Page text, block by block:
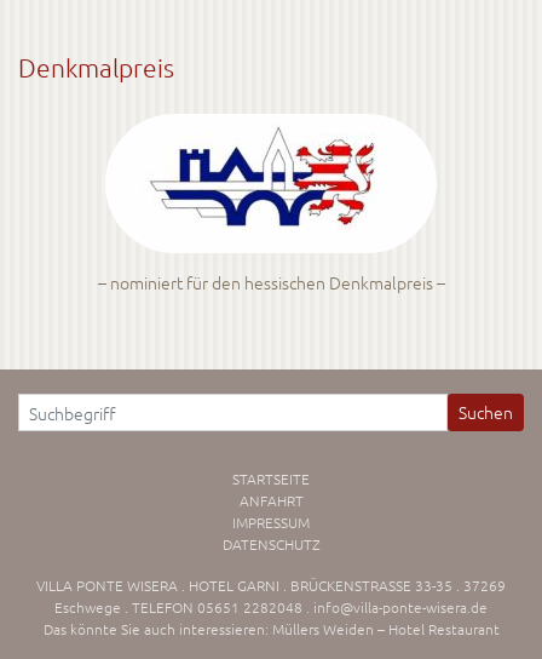
Denkmalpreis
– nominiert für den hessischen Denkmalpreis –
Suchen
STARTSEITE
ANFAHRT
IMPRESSUM
DATENSCHUTZ
VILLA PONTE WISERA . HOTEL GARNI . BRÜCKENSTRASSE 33-35 . 37269
Eschwege . TELEFON 05651 2282048 . info@villa-ponte-wisera.de
Das könnte Sie auch interessieren: Müllers Weiden – Hotel Restaurant